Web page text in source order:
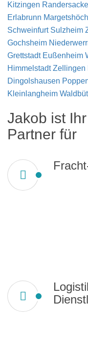
Kitzingen
Erlabrunn
Schweinfurt Sulzheim
Gochsheim
Grettstadt Eußenheim
HimmelstadtZellingen
Dingolshausen
Kleinlangheim
Jakob ist
Partner für